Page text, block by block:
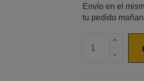
Envío en el
tu pedido
Cantidad de